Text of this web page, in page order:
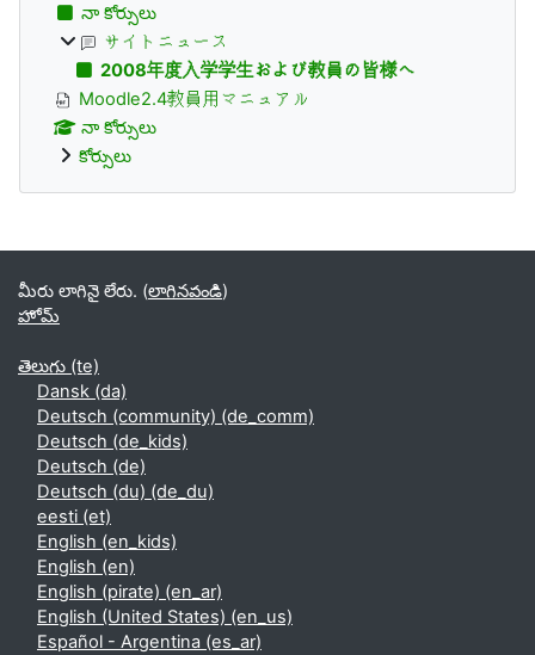
నా కోర్సులు
サイトニュース
2008年度入学学生および教員の皆様へ
Moodle2.4教員用マニュアル
నా కోర్సులు
కోర్సులు
Supplementary blocks
మీరు లాగినై లేరు. (లాగినవండి)
హోమ్
తెలుగు ‎(te)‎
Dansk ‎(da)‎
Deutsch (community) ‎(de_comm)‎
Deutsch ‎(de_kids)‎
Deutsch ‎(de)‎
Deutsch (du) ‎(de_du)‎
eesti ‎(et)‎
English ‎(en_kids)‎
English ‎(en)‎
English (pirate) ‎(en_ar)‎
English (United States) ‎(en_us)‎
Español - Argentina ‎(es_ar)‎